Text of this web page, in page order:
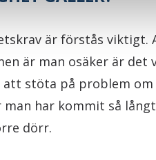
är förstås viktigt.
är man osäker är
stöta på problem
har kommit så
dörr.